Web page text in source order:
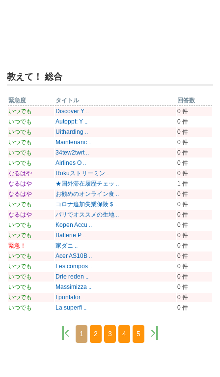
教えて！ 総合
緊急度 タイトル
回答数
いつでも
Discover Y ..
0 件
いつでも
Autoppt: Y ..
0 件
いつでも
Uitharding ..
0 件
いつでも
Maintenanc ..
0 件
いつでも
34tew2twrt ..
0 件
いつでも
Airlines O ..
0 件
なるはや
Rokuストリーミン ..
0 件
なるはや
★国外滞在履歴チェッ ..
1 件
なるはや
お勧めのオンライン食 ..
0 件
いつでも
コロナ追加失業保険＄ ..
0 件
なるはや
パリでオススメの生地 ..
0 件
いつでも
Kopen Accu ..
0 件
いつでも
Batterie P ..
0 件
緊急！
家ダニ ..
0 件
いつでも
Acer AS10B ..
0 件
いつでも
Les compos ..
0 件
いつでも
Drie reden ..
0 件
いつでも
Massimizza ..
0 件
いつでも
I puntator ..
0 件
いつでも
La superfi .. 0 件
1 2 3 4 5